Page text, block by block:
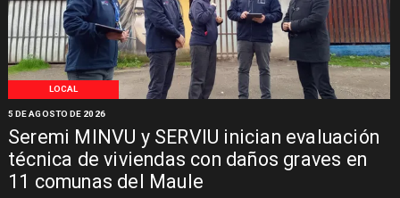
LOCAL
Seremi MINVU y SERVIU inician evaluación
técnica de viviendas con daños graves en
11 comunas del Maule
5 DE AGOSTO DE 2026